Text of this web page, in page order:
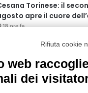
Torinese: il
apre il cuore
18 ore fa
Siccità: Il Piemonte
la richiesta dello
19 ore fa
Rifiuta cookie
web
dei